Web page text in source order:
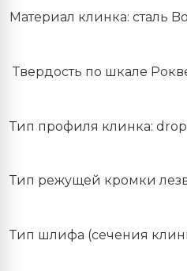
Материал клинка: сталь
Твердость по шкале
Тип профиля клинка:
Тип режущей кромки
Тип шлифа (сечения